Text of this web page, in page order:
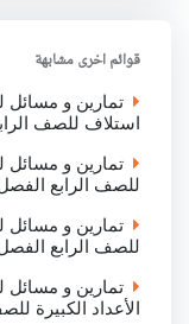
قوائم اخرى مشابهة
تمارين و
استلاف للصف
تمارين و
للصف الرابع
تمارين و
للصف الرابع
تمارين و مسائل
الأعداد الكبيرة